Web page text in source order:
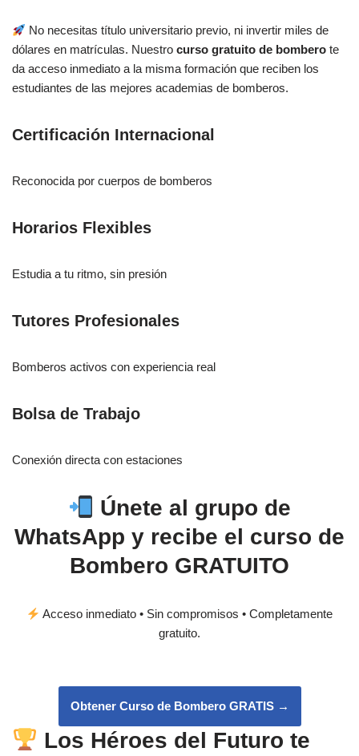
No necesitas título universitario previo, ni invertir miles de
dólares en matrículas. Nuestro curso gratuito de bombero te
da acceso inmediato a la misma formación que reciben los
estudiantes de las mejores academias de bomberos.
Certificación Internacional
Reconocida por cuerpos de bomberos
Horarios Flexibles
Estudia a tu ritmo, sin presión
Tutores Profesionales
Bomberos activos con experiencia real
Bolsa de Trabajo
Conexión directa con estaciones
Únete al grupo de
WhatsApp y recibe el curso de
Bombero GRATUITO
Acceso inmediato • Sin compromisos • Completamente
gratuito.
Obtener Curso de Bombero GRATIS →
Los Héroes del Futuro te